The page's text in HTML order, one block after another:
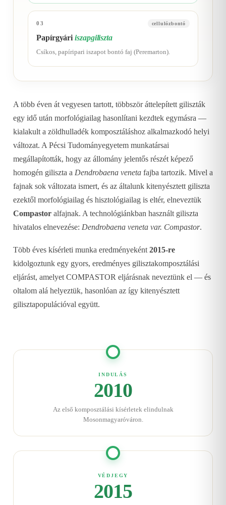
03 cellulózbontó
Papírgyáriiszapgiliszta
Csíkos, papíripari iszapot bontó faj (Peremarton).
A több éven át vegyesen tartott, többször áttelepített giliszták
egy idő után morfológiailag hasonlítani kezdtek egymásra —
kialakult a zöldhulladék komposztáláshoz alkalmazkodó helyi
változat. A Pécsi Tudományegyetem munkatársai
megállapították, hogy az állomány jelentős részét képező
homogén giliszta a Dendrobaena veneta fajba tartozik. Mivel a
fajnak sok változata ismert, és az általunk kitenyésztett giliszta
ezektől morfológiailag és hisztológiailag is eltér, elneveztük
Compastor alfajnak. A technológiánkban használt giliszta
hivatalos elnevezése: Dendrobaena veneta var. Compastor.
Több éves kísérleti munka eredményeként 2015-re
kidolgoztunk egy gyors, eredményes gilisztakomposztálási
eljárást, amelyet COMPASTOR eljárásnak neveztünk el — és
oltalom alá helyeztük, hasonlóan az így kitenyésztett
gilisztapopulációval együtt.
INDULÁS
2010
Az első komposztálási kísérletek elindulnak
Mosonmagyaróváron.
VÉDJEGY
2015